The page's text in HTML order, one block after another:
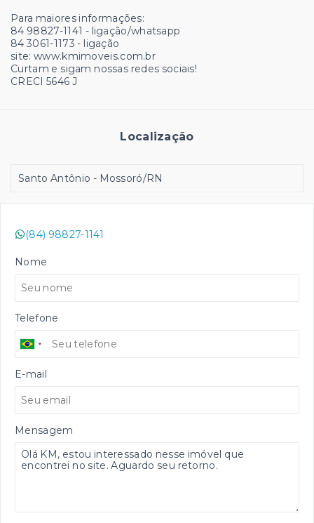
Para maiores informações:
84 98827-1141 - ligação/whatsapp
84 3061-1173 - ligação
site: www.kmimoveis.com.br
Curtam e sigam nossas redes sociais!
CRECI 5646 J
Localização
Santo Antônio - Mossoró/RN
(84) 98827-1141
Nome
Telefone
E-mail
Mensagem